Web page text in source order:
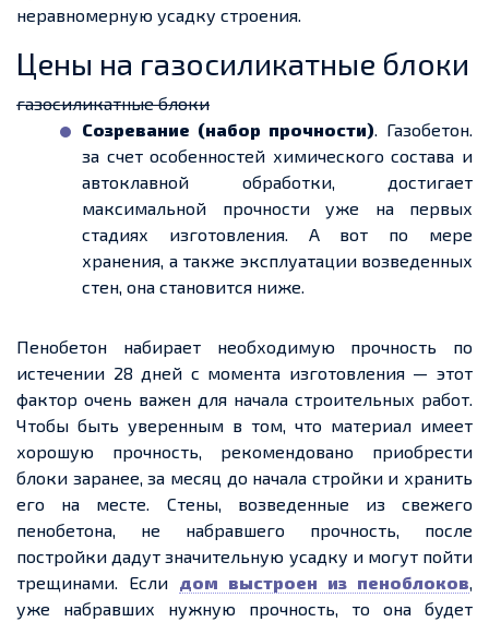
неравномерную усадку строения.
Цены на газосиликатные блоки
газосиликатные блоки
Созревание (набор прочности). Газобетон.
за счетособенностей химического состава и
автоклавной обработки, достигает
максимальной прочности уже на первых
стадиях изготовления. А вот по мере
хранения, а также эксплуатации возведенных
стен, она становится ниже.
Пенобетон набирает необходимую прочность по
истечении 28 дней с момента изготовления — этот
фактор очень важен для начала строительных работ.
Чтобы быть уверенным в том, что материал имеет
хорошую прочность, рекомендовано приобрести
блоки заранее, за месяц до начала стройки и хранить
его на месте. Стены, возведенные из свежего
пенобетона, не набравшего прочность, после
постройки дадут значительную усадку и могут пойти
трещинами. Если дом выстроен из пеноблоков,
уже набравших нужную прочность, то она будет